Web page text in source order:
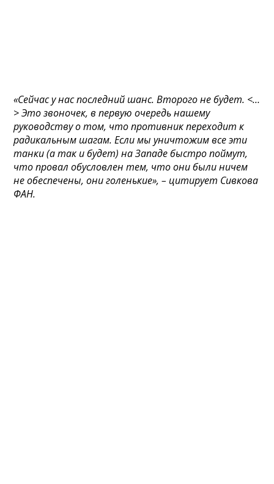
«Сейчас у нас последний шанс. Второго не будет. <…
> Это звоночек, в первую очередь нашему
руководству о том, что противник переходит к
радикальным шагам. Если мы уничтожим все эти
танки (а так и будет) на Западе быстро поймут,
что провал обусловлен тем, что они были ничем
не обеспечены, они голенькие», – цитирует Сивкова
ФАН.